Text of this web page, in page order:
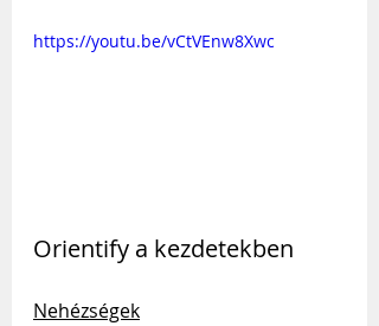
https://youtu.be/vCtVEnw8Xwc
Orientify a kezdetekben
Nehézségek